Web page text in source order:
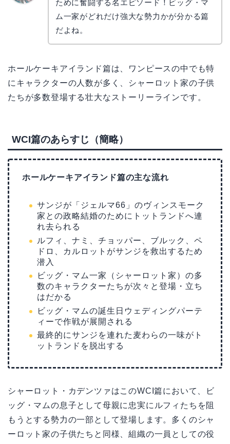
ために奮闘する名エピソード！ビッグ・マ
ム一家がどれだけ強大な勢力かが分かる篇
だよね。
ホールケーキアイランド篇は、ワンピースの中でも特
にキャラクターの人数が多く、シャーロット家の子供
たちが多数登場する壮大なストーリーラインです。
WCI篇のあらすじ（簡略）
ホールケーキアイランド篇の主な流れ
サンジが「ジェルマ66」のヴィンスモーク
家との政略結婚のためにトットランドへ連
れ去られる
ルフィ、ナミ、チョッパー、ブルック、ペ
ドロ、カルロットがサンジを救出するため
潜入
ビッグ・マム一家（シャーロット家）の多
数のキャラクターたちが次々と登場・立ち
はだかる
ビッグ・マムの誕生日ウェディングパーテ
ィーで作戦が展開される
最終的にサンジを連れた麦わらの一味がト
ットランドを脱出する
シャーロット・カデンツァはこのWCI篇において、ビ
ッグ・マムの息子として母親に忠実にルフィたちを阻
もうとする勢力の一部として登場します。多くのシャ
ーロット家の子供たちと同様、組織の一員としての役